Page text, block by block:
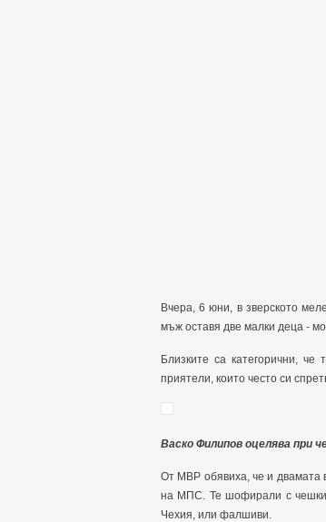
Вчера, 6 юни, в зверското
мъж оставя две малки деца -
Близките са категорични,
приятели, които често си
Васко Филипов оцелява при
От МВР обявиха, че и двамата
на МПС. Те шофирали с чешки
Чехия, или фалшиви.